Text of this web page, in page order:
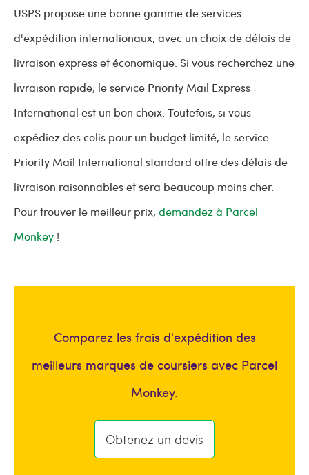
USPS propose une bonne gamme de services
d'expédition internationaux, avec un choix de délais de
livraison express et économique. Si vous recherchez une
livraison rapide, le service Priority Mail Express
International est un bon choix. Toutefois, si vous
expédiez des colis pour un budget limité, le service
Priority Mail International standard offre des délais de
livraison raisonnables et sera beaucoup moins cher.
Pour trouver le meilleur prix, demandez à Parcel
Monkey !
Comparez les frais d'expédition des
meilleurs marques de coursiers avec Parcel
Monkey.
Obtenez un devis